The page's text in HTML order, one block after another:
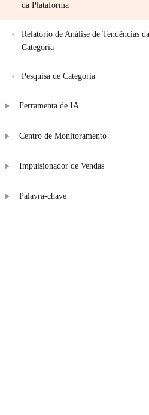
da Plataforma
Relatório de Análise de Tendências da
Categoria
Pesquisa de Categoria
Ferramenta de IA
Centro de Monitoramento
Impulsionador de Vendas
Palavra-chave